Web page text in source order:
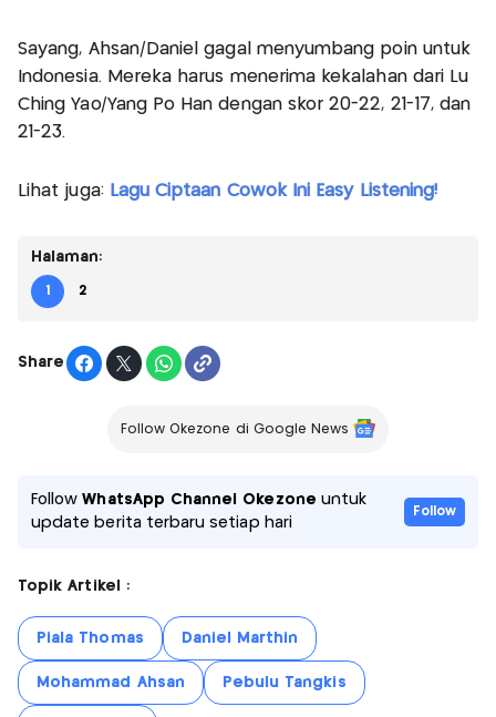
Sayang, Ahsan/Daniel gagal menyumbang poin untuk
Indonesia. Mereka harus menerima kekalahan dari Lu
Ching Yao/Yang Po Han dengan skor 20-22, 21-17, dan
21-23.
Lihat juga: Lagu Ciptaan Cowok Ini Easy Listening!
Halaman:
1 2
Share
Follow Okezone di Google News
FollowWhatsApp Channel Okezone untuk
update berita terbaru setiap hari
Follow
Topik Artikel :
Piala Thomas Daniel Marthin
Mohammad Ahsan Pebulu Tangkis